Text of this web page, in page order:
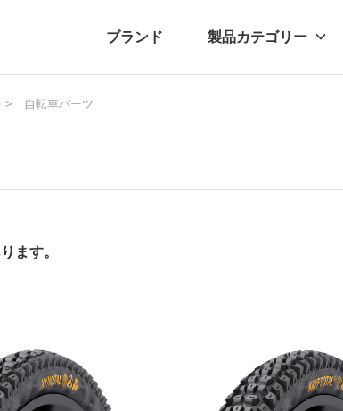
ブランド 製品カテゴリー
自転車パーツ
プレスリリース
自転車パーツ
ます。